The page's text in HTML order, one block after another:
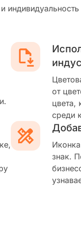
от
цвета,
среди
знак.